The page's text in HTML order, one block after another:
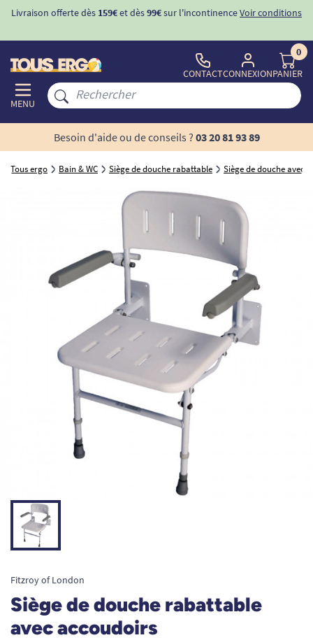
Livraison offerte dès 159€et dès99€sur l'incontinenceVoir conditions
MENU
CONTACTCONNEXION
0
PANIER
Besoin d'aide ou de conseils ? 03 20 81 93 89
Tous ergo Bain & WC Siège de douche rabattable Siège de douche avec
Fitzroy of London
Siège de douche rabattable
avec accoudoirs